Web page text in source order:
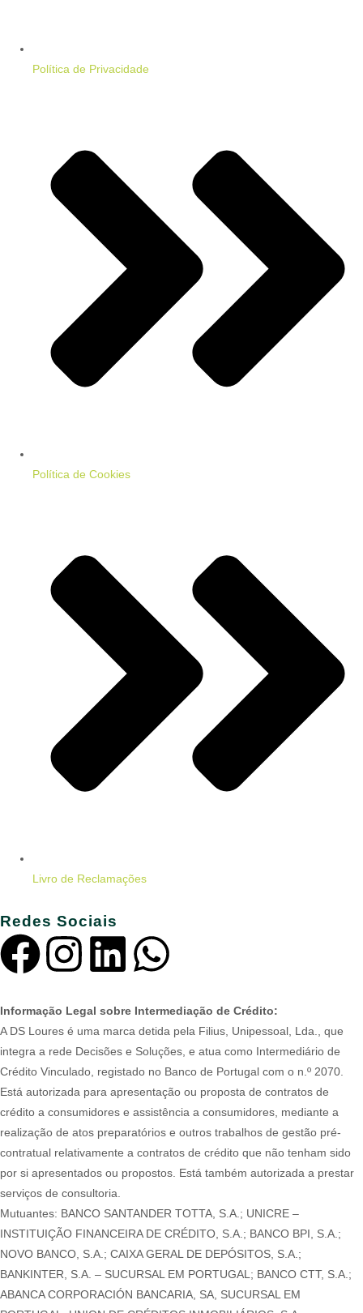
Política de Privacidade
Política de Cookies
Livro de Reclamações
Redes Sociais
Informação Legal sobre Intermediação de Crédito:
A DS Loures é uma marca detida pela Filius, Unipessoal, Lda., que
integra a rede Decisões e Soluções, e atua como Intermediário de
Crédito Vinculado, registado no Banco de Portugal com o n.º 2070.
Está autorizada para apresentação ou proposta de contratos de
crédito a consumidores e assistência a consumidores, mediante a
realização de atos preparatórios e outros trabalhos de gestão pré-
contratual relativamente a contratos de crédito que não tenham sido
por si apresentados ou propostos. Está também autorizada a prestar
serviços de consultoria.
Mutuantes: BANCO SANTANDER TOTTA, S.A.; UNICRE –
INSTITUIÇÃO FINANCEIRA DE CRÉDITO, S.A.; BANCO BPI, S.A.;
NOVO BANCO, S.A.; CAIXA GERAL DE DEPÓSITOS, S.A.;
BANKINTER, S.A. – SUCURSAL EM PORTUGAL; BANCO CTT, S.A.;
ABANCA CORPORACIÓN BANCARIA, SA, SUCURSAL EM